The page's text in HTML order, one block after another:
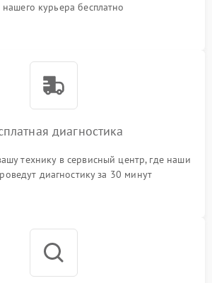
курьера бесплатно
диагностика
технику в сервисный центр, где наши
диагностику за 30 минут